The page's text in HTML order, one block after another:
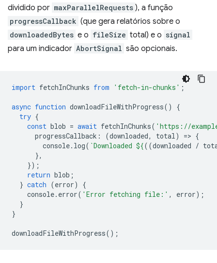
dividido por maxParallelRequests ), a função
progressCallback (que gera relatórios sobre o
downloadedBytes e o fileSize total) e o signal
para um indicador AbortSignal são opcionais.
import fetchInChunks from 'fetch-in-chunks' ;
async function downloadFileWithProgress()
{
try {
const blob = await fetchInChunks( 'https://
progressCallback : (downloaded, total) => {
console. log( `Downloaded ${((downloaded /
},
});
return blob ;
} catch (error)
{
console. error( 'Error fetching file:' , error);
}
}
downloadFileWithProgress();